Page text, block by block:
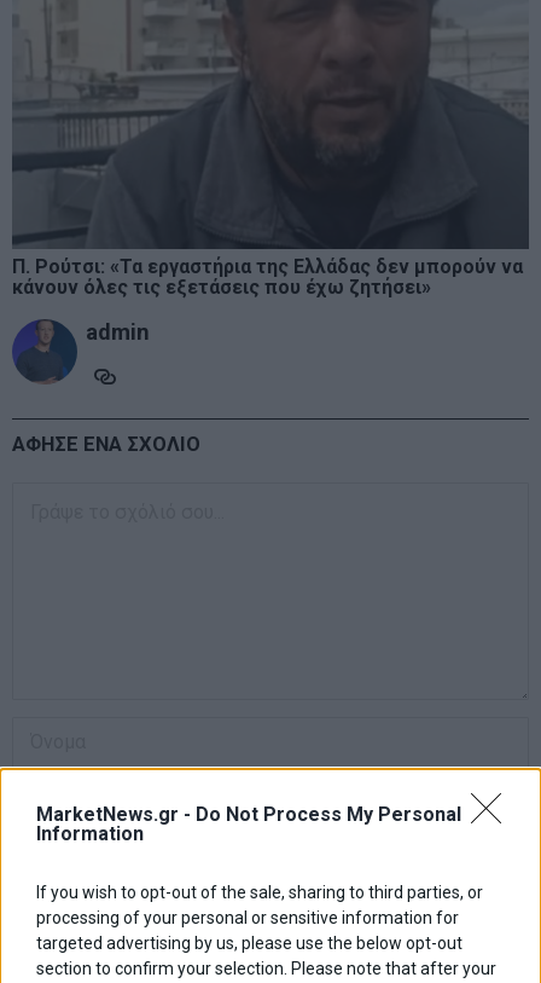
MarketNews.gr - Do Not Process My Personal
Information
If you wish to opt-out of the sale, sharing to third parties, or
processing of your personal or sensitive information for
targeted advertising by us, please use the below opt-out
section to confirm your selection. Please note that after your
Π. Ρούτσι: «Τα εργαστήρια της Ελλάδας δεν μπορούν να
κάνουν όλες τις εξετάσεις που έχω ζητήσει»
admin
ΑΦΗΣΕ ΕΝΑ ΣΧΟΛΙΟ
Αποθήκευσε το όνομά μου, email, και τον ιστότοπο μου σε αυτόν
τον πλοηγό για την επόμενη φορά που θα σχολιάσω.